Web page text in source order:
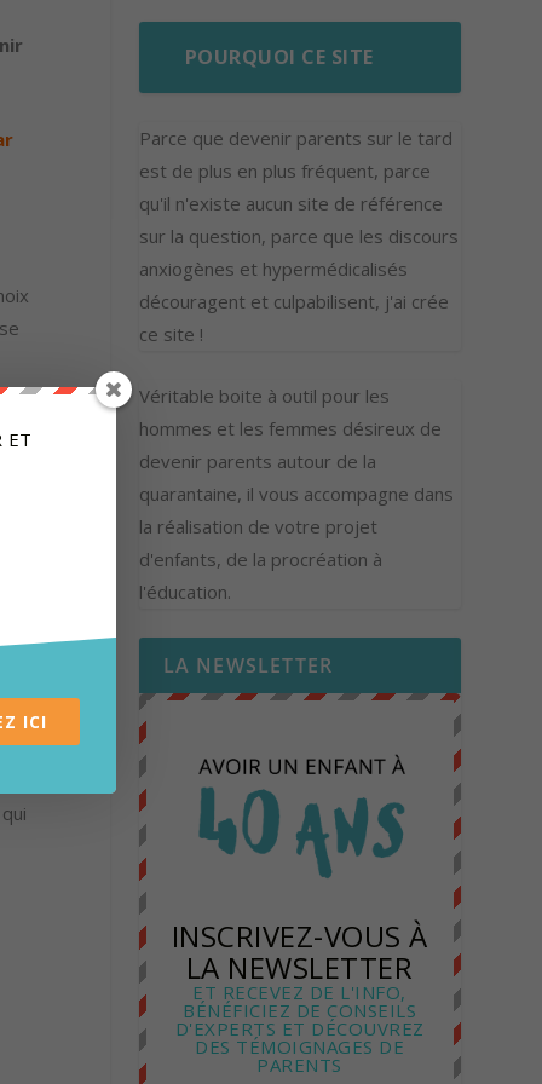
POURQUOI CE SITE
Parce que devenir parents sur le tard
est de plus en plus fréquent, parce
qu'il n'existe aucun site de référence
sur la question, parce que les discours
anxiogènes et hypermédicalisés
découragent et culpabilisent, j'ai crée
ce site !
Véritable boite à outil pour les
hommes et les femmes désireux de
devenir parents autour de la
quarantaine, il vous accompagne dans
la réalisation de votre projet
d'enfants, de la procréation à
l'éducation.
LA NEWSLETTER
INSCRIVEZ-VOUS À
LA NEWSLETTER
ET RECEVEZ DE L'INFO,
BÉNÉFICIEZ DE CONSEILS
D'EXPERTS ET DÉCOUVREZ
DES TÉMOIGNAGES DE
PARENTS
ET
ICI